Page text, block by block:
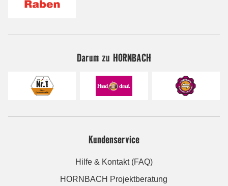
Darum zu HORNBACH
Kundenservice
Hilfe & Kontakt (FAQ)
HORNBACH Projektberatung